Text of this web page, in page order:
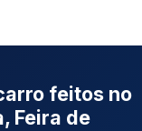
feitos no
Feira de